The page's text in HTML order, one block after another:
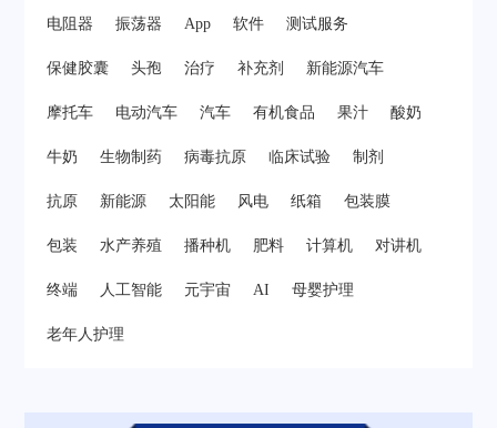
电阻器 振荡器 App 软件 测试服务
保健胶囊 头孢 治疗 补充剂 新能源汽车
摩托车 电动汽车 汽车 有机食品 果汁 酸奶
牛奶 生物制药 病毒抗原 临床试验 制剂
抗原 新能源 太阳能 风电 纸箱 包装膜
包装 水产养殖 播种机 肥料 计算机 对讲机
终端 人工智能 元宇宙 AI 母婴护理
老年人护理